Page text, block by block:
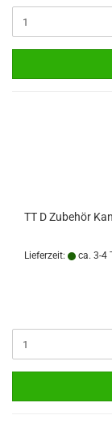
TT D Zubehör
Lieferzeit: ca. 3-4